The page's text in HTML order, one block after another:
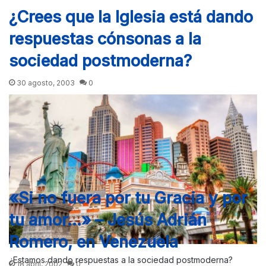
¿Crees que la Iglesia está dando
respuestas cónsonas a la
sociedad postmoderna?
30 agosto, 2003 0
¿Estamos dando respuestas a la sociedad postmoderna?
«Si no fuera por tu Gracia y por
tu amor…» – Jesús Adrián
Romero, en Venezuela
18 abril, 2002 0